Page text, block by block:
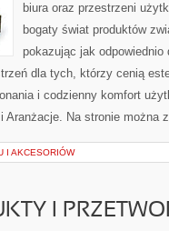
biura oraz przestrzeni
bogaty świat produktów
pokazując jak odpowiednio
dla tych, którzy cenią
i codzienny komfort
Aranżacje. Na stronie można
I AKCESORIÓW
I